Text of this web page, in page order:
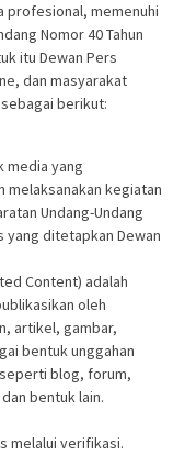
profesional, memenuhi
Nomor 40 Tahun
itu Dewan Pers
dan masyarakat
berikut:
media yang
melaksanakan kegiatan
Undang-Undang
yang ditetapkan Dewan
Content) adalah
oleh
artikel, gambar,
bentuk unggahan
blog, forum,
bentuk lain.
melalui verifikasi.